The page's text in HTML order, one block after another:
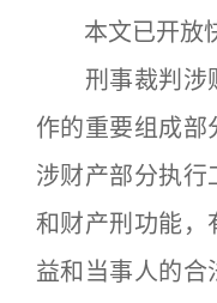
本文已开放快
刑事裁判涉
作的重要组成部
涉财产部分执行
和财产刑功能，
益和当事人的合